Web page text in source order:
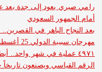
يعود إلى جدة بعد عام..
السعودي
الباهر في القصرين..
الدولي 25 أغسطس
عملية في شهر واحد.. أبطال
ويصنعون تاريخاً جديداً